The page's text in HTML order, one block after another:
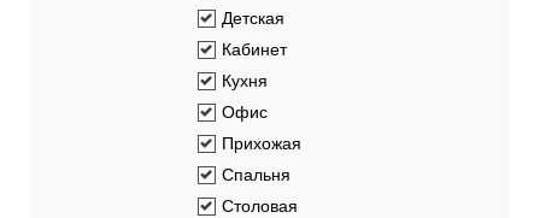
Детская
Кабинет
Кухня
Офис
Прихожая
Спальня
Столовая